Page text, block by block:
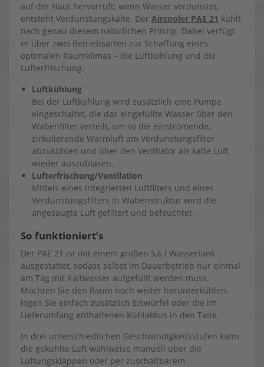
auf der Haut hervorruft: wenn Wasser verdunstet,
entsteht Verdunstungskälte. Der Aircooler PAE 21 kühlt
nach genau diesem natürlichen Prinzip. Dabei verfügt
er über zwei Betriebsarten zur Schaffung eines
optimalen Raumklimas – die Luftkühlung und die
Lufterfrischung.
Luftkühlung
Bei der Luftkühlung wird zusätzlich eine Pumpe
eingeschaltet, die das eingefüllte Wasser über den
Wabenfilter verteilt, um so die einströmende,
zirkulierende Warmluft am Verdunstungsfilter
abzukühlen und über den Ventilator als kalte Luft
wieder auszublasen.
Lufterfrischung/Ventilation
Mittels eines integrierten Luftfilters und eines
Verdunstungsfilters in Wabenstruktur wird die
angesaugte Luft gefiltert und befeuchtet.
So funktioniert’s
Der PAE 21 ist mit einem großen 5,6 l Wassertank
ausgestattet, sodass selbst im Dauerbetrieb nur einmal
am Tag mit Kaltwasser aufgefüllt werden muss.
Möchten Sie den Raum noch weiter herunterkühlen,
legen Sie einfach zusätzlich Eiswürfel oder die im
Lieferumfang enthaltenen Kühlakkus in den Tank.
In drei unterschiedlichen Geschwindigkeitsstufen kann
die gekühlte Luft wahlweise manuell über die
Lüftungsklappen oder per zuschaltbarem